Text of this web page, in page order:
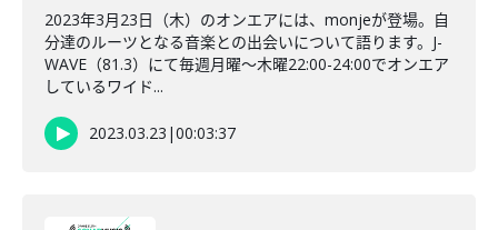
2023年3月23日（木）のオンエアには、monjeが登場。自
分達のルーツとなる音楽との出会いについて語ります。J-
WAVE（81.3）にて毎週月曜～木曜22:00-24:00でオンエア
しているワイド...
2023.03.23 |00:03:37